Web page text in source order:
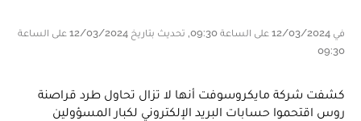
في 12/03/2024 على الساعة 09:30, تحديث بتاريخ 12/03/2024 على الساعة
09:30
كشفت شركة مايكروسوفت أنها لا تزال تحاول طرد قراصنة
روس اقتحموا حسابات البريد الإلكتروني لكبار المسؤولين